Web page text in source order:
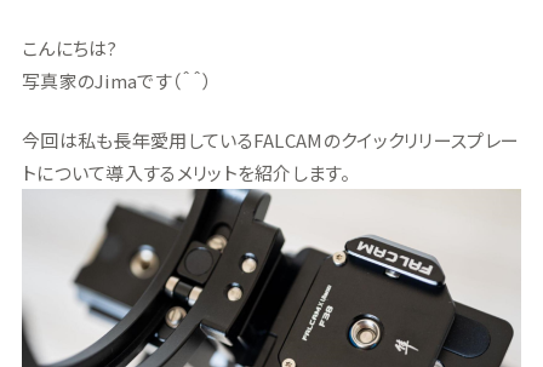
こんにちは?
写真家のJimaです（＾＾）
今回は私も長年愛用しているFALCAMのクイックリリースプレー
トについて導入するメリットを紹介します。